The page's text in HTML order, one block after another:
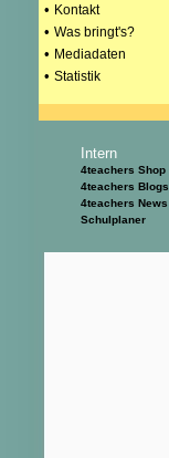
• Kontakt
• Was bringt's?
• Mediadaten
• Statistik
Intern
4teachers Shop
4teachers Blogs
4teachers News
Schulplaner